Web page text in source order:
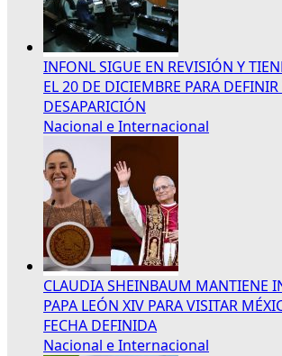
INFONL SIGUE EN REVISIÓN Y
EL 20 DE DICIEMBRE PARA DEFINIR
DESAPARICIÓN
Nacional e Internacional
CLAUDIA SHEINBAUM MANTIENE
PAPA LEÓN XIV PARA VISITAR
FECHA DEFINIDA
Nacional e Internacional